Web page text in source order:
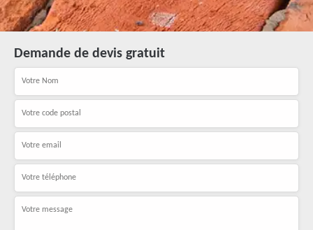
Demande de devis gratuit